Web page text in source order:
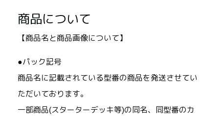
商品について
【商品名と商品画像について】
●パック記号
商品名に記載されている型番の商品を発送させてい
ただいております。
一部商品(スターターデッキ等)の同名、同型番のカ